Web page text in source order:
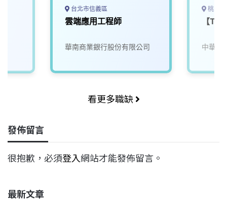
台北市信義區
雲端應用工程師
華南商業銀行股份有限公司
桃園
【
中華電
看更多職缺
發佈留言
很抱歉，必須登入網站才能發佈留言。
最新文章